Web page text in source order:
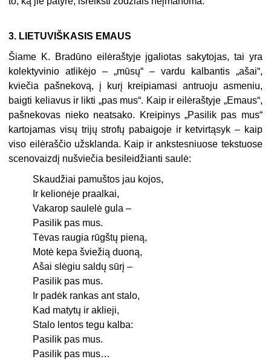
3. LIETUVIŠKASIS EMAUS
Šiame K. Bradūno eilėraštyje įgaliotas sakytojas, tai yra
kolektyvinio atlikėjo – „mūsų“ – vardu kalbantis „ašai“,
kviečia pašnekovą, į kurį kreipiamasi antruoju asmeniu,
baigti keliavus ir likti „pas mus“. Kaip ir eilėraštyje „Emaus“,
pašnekovas nieko neatsa­ko. Kreipinys „Pasilik pas mus“
kartojamas visų trijų strofų pabaigoje ir ketvirtąsyk – kaip
viso eilėraščio užsklanda. Kaip ir ankstesniuose tekstuose
scenovaizdį nušviečia besi­leidžianti saulė:
Skaudžiai pamuštos jau kojos,
Ir kelionėje praalkai,
Vakarop saulelė gula –
Pasilik pas mus.
Tėvas raugia rūgštų pieną,
Motė kepa šviežią duoną,
Ašai slėgiu saldų sūrį –
Pasilik pas mus.
Ir padėk rankas ant stalo,
Kad matytų ir aklieji,
Stalo lentos tegu kalba:
Pasilik pas mus.
Pasilik pas mus…